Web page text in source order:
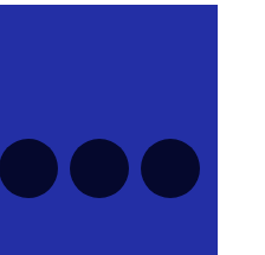
pour cette série
moment
pour cette série pour